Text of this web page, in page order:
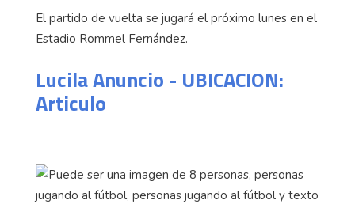
El partido de vuelta se jugará el próximo lunes en el
Estadio Rommel Fernández.
Lucila Anuncio - UBICACION:
Articulo